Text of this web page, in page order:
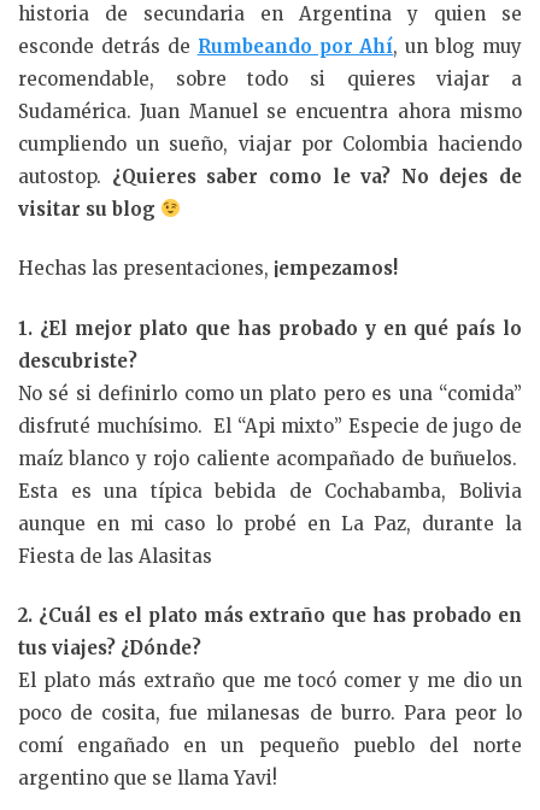
historia de secundaria en Argentina y quien se
esconde detrás de Rumbeando por Ahí, un blog muy
recomendable, sobre todo si quieres viajar a
Sudamérica. Juan Manuel se encuentra ahora mismo
cumpliendo un sueño, viajar por Colombia haciendo
autostop. ¿Quieres saber como le va? No dejes de
visitar su blog
Hechas las presentaciones, ¡empezamos!
1. ¿El mejor plato que has probado y en qué país lo
descubriste?
No sé si definirlo como un plato pero es una “comida”
disfruté muchísimo. El “Api mixto” Especie de jugo de
maíz blanco y rojo caliente acompañado de buñuelos.
Esta es una típica bebida de Cochabamba, Bolivia
aunque en mi caso lo probé en La Paz, durante la
Fiesta de las Alasitas
2. ¿Cuál es el plato más extraño que has probado en
tus viajes? ¿Dónde?
El plato más extraño que me tocó comer y me dio un
poco de cosita, fue milanesas de burro. Para peor lo
comí engañado en un pequeño pueblo del norte
argentino que se llama Yavi!